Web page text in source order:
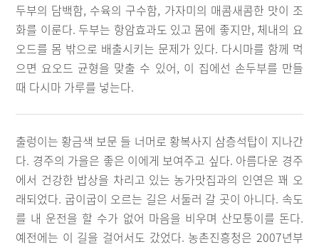
두부의 담백함, 수육의 구수함, 가자미의 매콤새콤한 맛이 조
화를 이룬다. 두부는 항암효과도 있고 몸에 좋지만, 체내의 요
오드를 몸 밖으로 배출시키는 문제가 있다. 다시마를 함께 먹
으면 요오드 균형을 맞출 수 있어, 이 집에선 손두부를 만들
때 다시마 가루를 넣는다.
출렁이는 황금색 보문 들 너머로 황복사지 삼층석탑이 지나간
다. 경주의 가을은 좋은 이에게 보여주고 싶다. 아름다운 경주
에서 건강한 밥상을 차리고 있는 농가맛집과의 인연은 꽤 오
래되었다. 굽이굽이 오르는 길은 서둘러 갈 곳이 아니다. 속도
를 내 운전을 할 수가 없어 마음을 비우며 산모퉁이를 돈다.
예전에는 이 길을 걸어서도 갔었다. 농촌진흥청은 2007년부